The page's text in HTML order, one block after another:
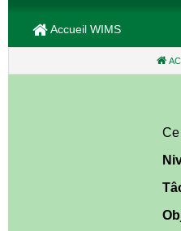
Accueil WIMS